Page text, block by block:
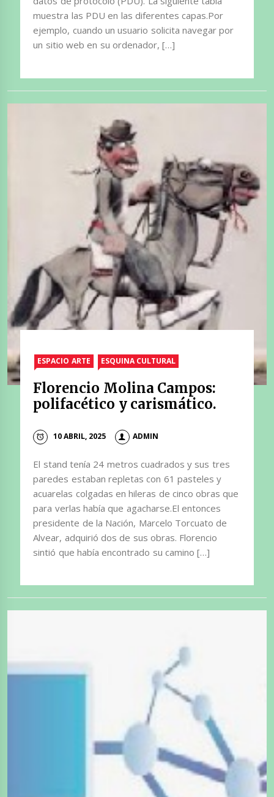
muestra las PDU en las diferentes capas.Por
ejemplo, cuando un usuario solicita navegar por
un sitio web en su ordenador, […]
ESPACIO ARTE ESQUINA CULTURAL
Florencio Molina Campos:
polifacético y carismático.
10 ABRIL, 2025 ADMIN
El stand tenía 24 metros cuadrados y sus tres
paredes estaban repletas con 61 pasteles y
acuarelas colgadas en hileras de cinco obras que
para verlas había que agacharse.El entonces
presidente de la Nación, Marcelo Torcuato de
Alvear, adquirió dos de sus obras. Florencio
sintió que había encontrado su camino […]